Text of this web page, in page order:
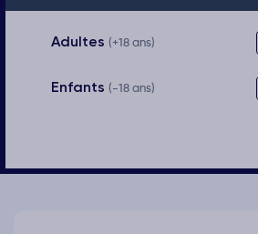
Adultes (+18 ans)
Enfants (-18 ans)